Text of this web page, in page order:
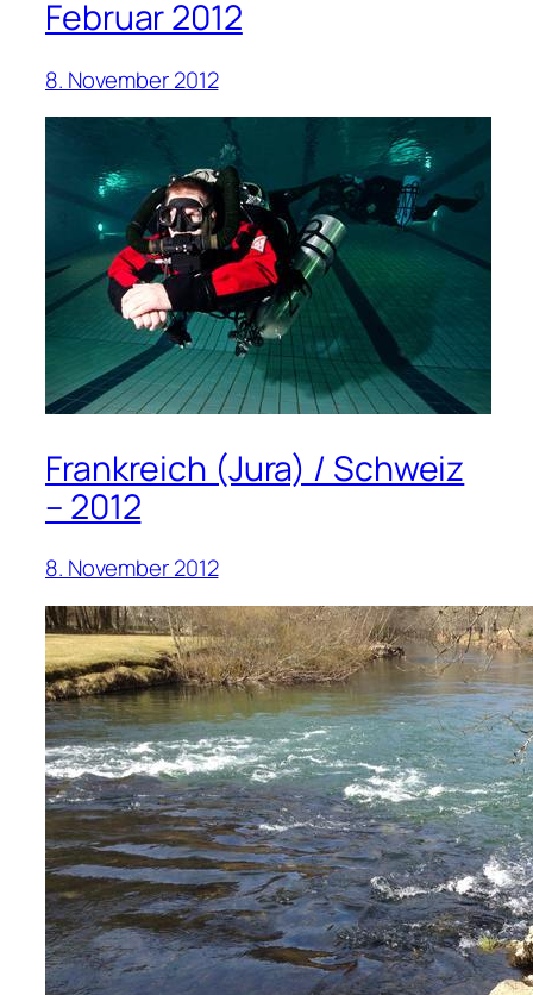
Februar 2012
8. November 2012
Frankreich (Jura) / Schweiz
– 2012
8. November 2012